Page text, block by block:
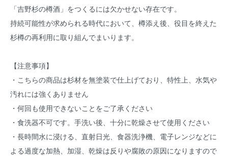
「吉野杉の樽酒」をつくるには欠かせない存在です。
持続可能性が求められる時代において、樽添え後、役目を終えた
杉樽の再利用に取り組んでまいります。
【注意事項】
・こちらの商品は杉材を無塗装で仕上げており、特性上、水気や
汚れには強くありません
・何回も使用できないことをご了承ください
・食洗器不可です。手洗い後、十分に乾燥させて使用ください
・長時間水に浸ける、直射日光、食器洗浄機、電子レンジなどに
よる過度な加熱、加湿、乾燥は反りや腐敗の原因になりますので